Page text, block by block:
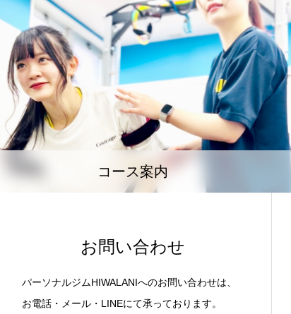
コース案内
お問い合わせ
パーソナルジムHIWALANIへのお問い合わせは、
お電話・メール・LINEにて承っております。